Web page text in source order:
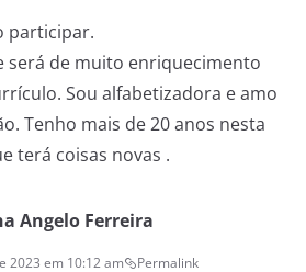
participar.
será de muito enriquecimento
Sou alfabetizadora e amo
Tenho mais de 20 anos nesta
terá coisas novas .
Angelo Ferreira
2023 em 10:12 am Permalink